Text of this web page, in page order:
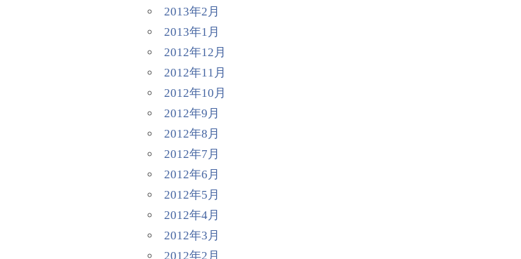
2013年2月
2013年1月
2012年12月
2012年11月
2012年10月
2012年9月
2012年8月
2012年7月
2012年6月
2012年5月
2012年4月
2012年3月
2012年2月